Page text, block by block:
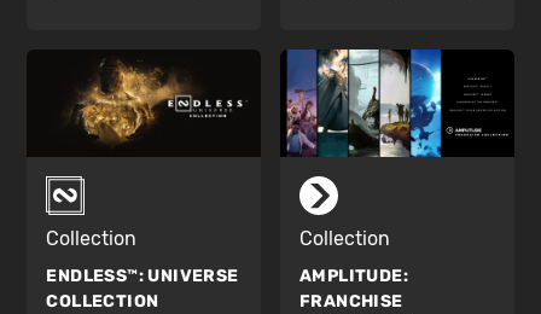
Collection
ENDLESS™: UNIVERSE
COLLECTION
Collection
AMPLITUDE:
FRANCHISE